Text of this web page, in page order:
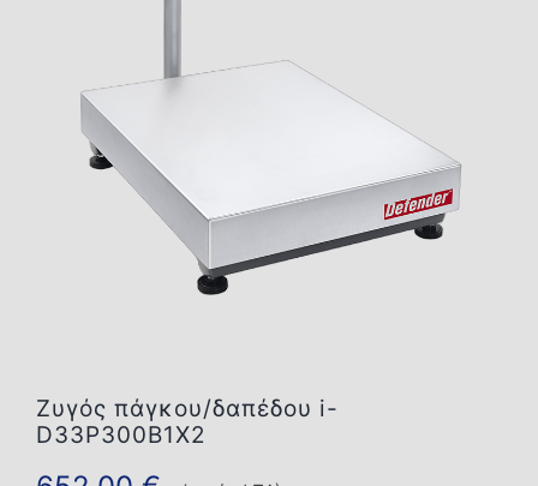
Ζυγός πάγκου/δαπέδου i-
D33P300B1X2